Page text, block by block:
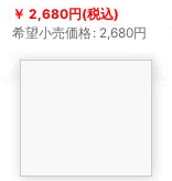
2,680円(税込)
希望小売価格: 2,680円